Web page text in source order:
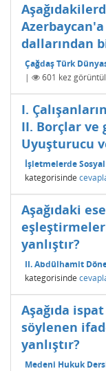
dallarından
Çağdaş Türk
|
601 kez
I.
II. Borçlar ve
Uyuşturucu
İşletmelerde
kategorisinde
Aşağıdaki
yanlıştır?
II. Abdülhamit
kategorisinde
Aşağıda
söylenen
yanlıştır?
Medeni Hukuk